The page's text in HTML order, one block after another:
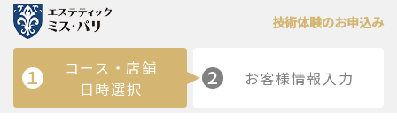
技術体験のお申込み
１
コース・店舗
日時選択
２ お客様情報入力